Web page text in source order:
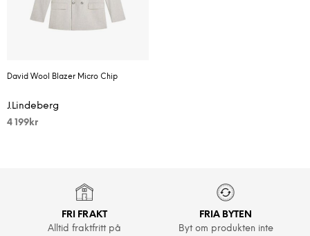
David Wool Blazer Micro Chip
J.Lindeberg
4 199 kr
FRI FRAKT
Alltid fraktfritt på
FRIA BYTEN
Byt om produkten inte